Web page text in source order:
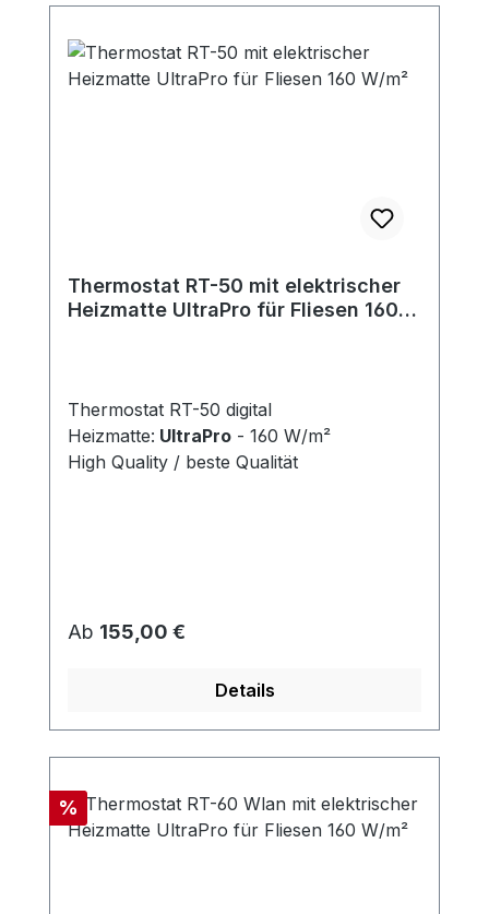
Thermostat RT-50 mit elektrischer
Heizmatte UltraPro für Fliesen 160
Thermostat RT-50 digital
Heizmatte: UltraPro - 160 W/m²
High Quality / beste Qualität
Regulärer Preis:
Ab 155,00 €
Details
Rabatt
%